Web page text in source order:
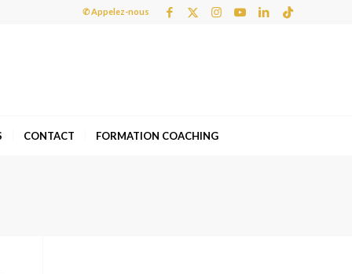
✆ Appelez-nous
CONTACT FORMATION COACHING